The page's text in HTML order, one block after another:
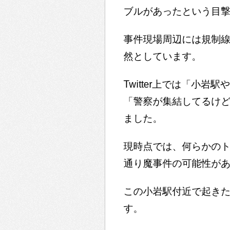
ブルがあったという目
事件現場周辺には規制
然としています。
Twitter上では「小岩駅
「警察が集結してるけ
ました。
現時点では、何らかの
通り魔事件の可能性が
この小岩駅付近で起き
す。